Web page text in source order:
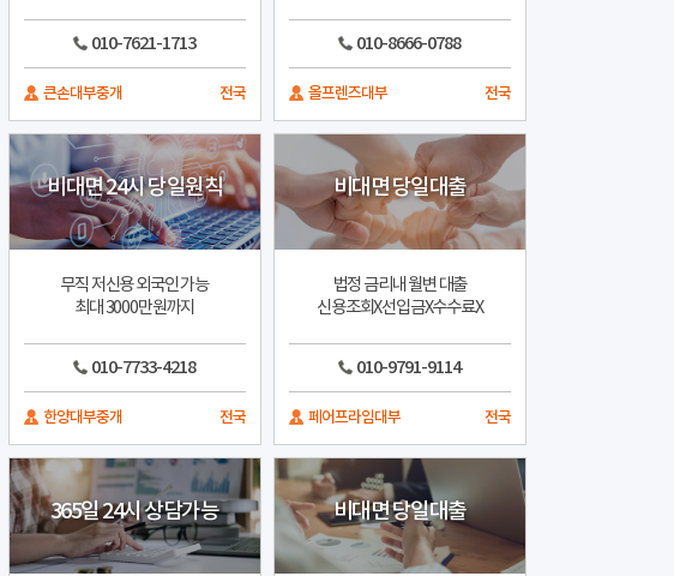
010-7621-1713
큰손대부중개 전국
010-8666-0788
올프렌즈대부 전국
비대면 24시 당일원칙
무직 저신용 외국인 가능
최대 3000만원까지
010-7733-4218
한양대부중개 전국
비대면 당일대출
법정 금리내 월변 대출
신용조회X선입금X수수료X
010-9791-9114
페어프라임대부 전국
365일 24시 상담가능 비대면 당일대출